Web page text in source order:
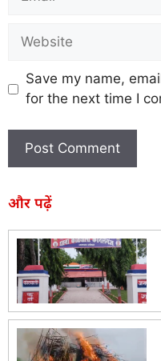
Save my name,
for the next time I
और पढ़ें